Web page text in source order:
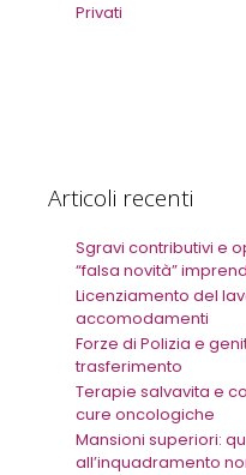
Privati
Articoli recenti
Sgravi contributivi e
“falsa novità”
Licenziamento del
accomodamenti
Forze di Polizia e
trasferimento
Terapie salvavita e
cure oncologiche
Mansioni superiori:
all’inquadramento